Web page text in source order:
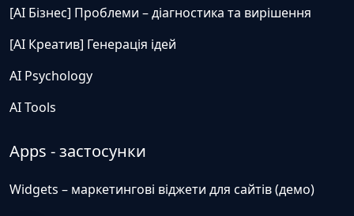
[AI Бізнес] Проблеми – діагностика та вирішення
[AI Креатив] Генерація ідей
AI Psychology
AI Tools
Apps - застосунки
Widgets – маркетингові віджети для сайтів (демо)